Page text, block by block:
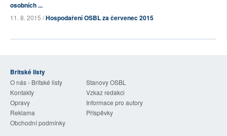
osobních ...
11. 8. 2015 /Hospodaření OSBL za červenec 2015
Britské listy
O nás - Britské listy
Stanovy OSBL
Kontakty
Vzkaz redakci
Opravy
Informace pro autory
Reklama
Příspěvky
Obchodní podmínky